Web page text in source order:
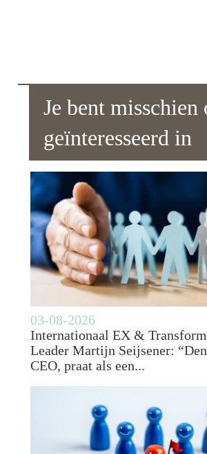
Je bent misschien
geïnteresseerd in
03-08-2026
Internationaal EX &
Leader Martijn Seijsener:
CEO, praat als een...